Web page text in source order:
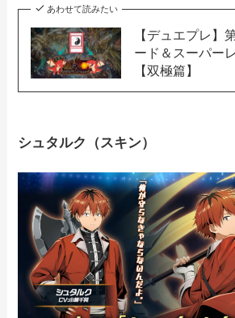
あわせて読みたい
【デュエプレ】
ード＆スーパー
【双極篇】
シュタルク（スキン）